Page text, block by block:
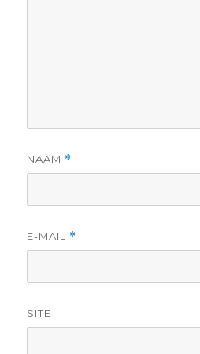
NAAM *
E-MAIL *
SITE